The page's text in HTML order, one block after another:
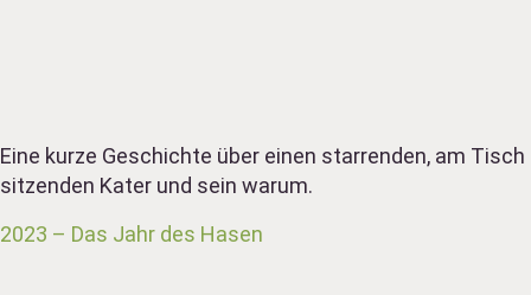
Eine kurze Geschichte über einen starrenden, am Tisch
sitzenden Kater und sein warum.
2023 – Das Jahr des Hasen